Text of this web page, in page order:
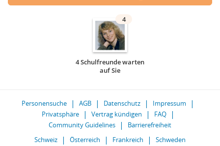
4
4 Schulfreunde warten
auf Sie
Personensuche AGB Datenschutz
Impressum
Privatsphäre
Vertrag kündigen
FAQ
Community Guidelines
Barrierefreiheit
Schweiz
Österreich Frankreich Schweden